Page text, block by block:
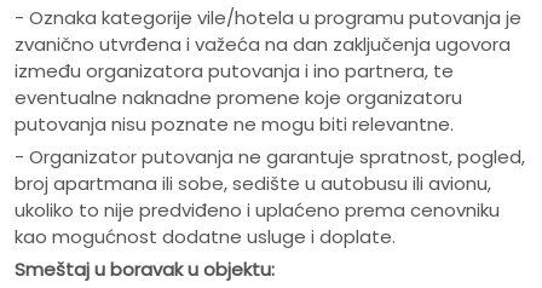
- Oznaka kategorije vile/hotela u programu putovanja je
zvanično utvrđena i važeća na dan zaključenja ugovora
između organizatora putovanja i ino partnera, te
eventualne naknadne promene koje organizatoru
putovanja nisu poznate ne mogu biti relevantne.
- Organizator putovanja ne garantuje spratnost, pogled,
broj apartmana ili sobe, sedište u autobusu ili avionu,
ukoliko to nije predviđeno i uplaćeno prema cenovniku
kao mogućnost dodatne usluge i doplate.
Smeštaj u boravak u objektu: